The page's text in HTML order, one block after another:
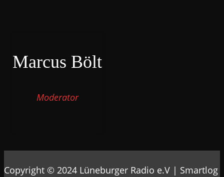
Marcus Bölt
Moderator
Copyright © 2024 Lüneburger Radio e.V | Smartlog